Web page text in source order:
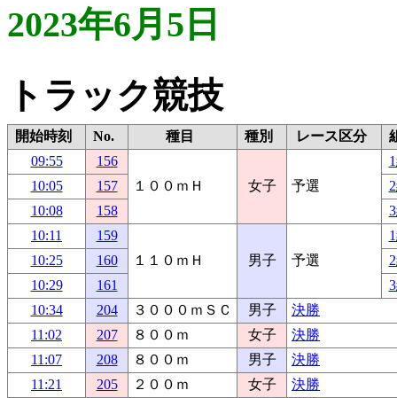
2023年6月5日
トラック競技
開始時刻 No. 種目 種別 レース区分
09:55
156
１００ｍＨ
女子 予選
10:05
157
10:08
158
10:11
159
１１０ｍＨ
男子 予選
10:25
160
10:29
161
10:34
204 ３０００ｍＳＣ 男子
決勝
11:02
207 ８００ｍ 女子
決勝
11:07
208 ８００ｍ 男子
決勝
11:21
205 ２００ｍ 女子
決勝